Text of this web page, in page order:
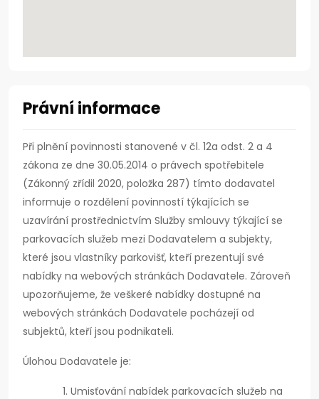
Právní informace
Při plnění povinnosti stanovené v čl. 12a odst. 2 a 4
zákona ze dne 30.05.2014 o právech spotřebitele
(Zákonný zřídil 2020, položka 287) tímto dodavatel
informuje o rozdělení povinností týkajících se
uzavírání prostřednictvím Služby smlouvy týkající se
parkovacích služeb mezi Dodavatelem a subjekty,
které jsou vlastníky parkovišť, kteří prezentují své
nabídky na webových stránkách Dodavatele. Zároveň
upozorňujeme, že veškeré nabídky dostupné na
webových stránkách Dodavatele pocházejí od
subjektů, kteří jsou podnikateli.
Úlohou Dodavatele je:
Umisťování nabídek parkovacích služeb na